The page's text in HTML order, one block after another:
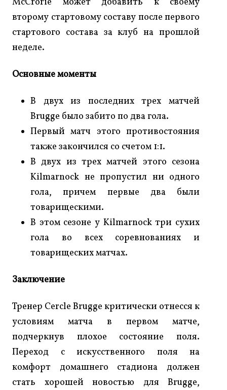
второму стартовому составу после первого
стартового состава за клуб на прошлой
неделе.
Основные моменты
В двух из последних трех матчей
Brugge было забито по два гола.
Первый матч этого противостояния
также закончился со счетом 1:1.
В двух из трех матчей этого сезона
Kilmarnock не пропустил ни одного
гола, причем первые два были
товарищескими.
В этом сезоне у Kilmarnock три сухих
гола во всех соревнованиях и
товарищеских матчах.
Заключение
Тренер Cercle Brugge критически отнесся к
условиям матча в первом матче,
подчеркнув плохое состояние поля.
Переход с искусственного поля на
комфорт домашнего стадиона должен
стать хорошей новостью для Brugge,